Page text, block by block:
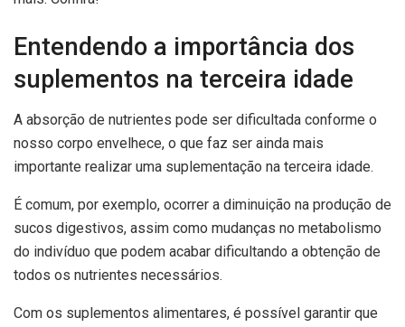
Entendendo a importância dos
suplementos na terceira idade
A absorção de nutrientes pode ser dificultada conforme o
nosso corpo envelhece, o que faz ser ainda mais
importante realizar uma suplementação na terceira idade.
É comum, por exemplo, ocorrer a diminuição na produção de
sucos digestivos, assim como mudanças no metabolismo
do indivíduo que podem acabar dificultando a obtenção de
todos os nutrientes necessários.
Com os suplementos alimentares, é possível garantir que